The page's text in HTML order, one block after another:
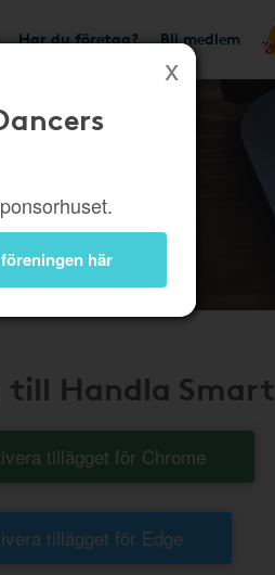
Har du företag? Bli medlem
här
till Handla Smart
tillägget för Chrome
tillägget för Edge